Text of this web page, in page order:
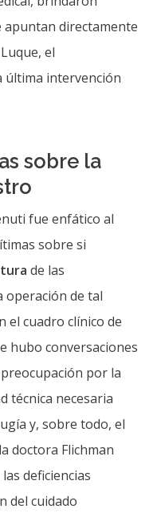
directamente
el
última intervención
sobre la
fue enfático al
sobre si
de las
operación de tal
el cuadro clínico de
hubo conversaciones
por la
técnica necesaria
y, sobre todo, el
doctora Flichman
deficiencias
del cuidado